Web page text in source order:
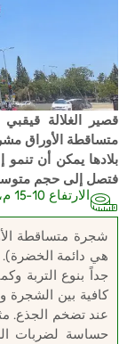
قصير الغلالة قيقبي
متساقطة الأوراق
فتصل إلى حجم متوسط يبلغ
الارتفاع 10-15 م، قطر المظلة 5-7 م
شجرة متساقطة
هي دائمة الخضرة).
جداً بنوع التربة
كافية بين الشجرة
عند تضخم الجذع.
حساسة لضربات